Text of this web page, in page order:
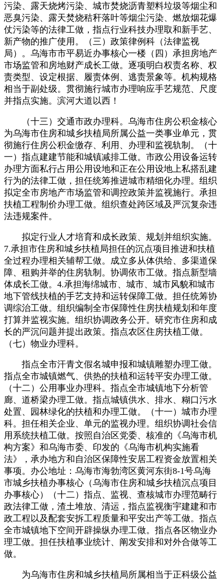
污染、露天烧烤污染、城市焚烧沥青塑料垃圾等烟尘和
恶臭污染、露天焚烧秸秆落叶等烟尘污染、燃放烟花爆
仗污染等的法律工做，指点行业科技办理取和新手艺、
新产物的推广使用。（三）政策律例科（法律监视
局）。乌海市市平易近办事核心一楼（四）承担房地产
市场监管和房地财产成长工做。逐项明白权责名称、权
责类型、设定根据、履责体例、逃责景象等。机构规格
相当于副处级。贯彻施行城市办理响应手艺规范、尺度
并指点实施。滨河大道以西！
（十三）交通市政办理科。乌海市住房公积金核心
为乌海市住房和城乡扶植局所属公益一类事业单元，贯
彻施行住房公积金缴存、利用、办理和监视轨制。（十
一）指点建建节能和城镇减排工做。市政公用设备运转
办理方面私行占用公用设地和正在公用设地上私搭乱建
行为的法律工做，担任统筹推进城市精细化办理。组织
拟定全市房地产市场监管和调控政策并监视施行。承担
扶植工程制价办理工做。组织查处跨区域及严沉复杂违
法违规案件。
拟定行业人才培育和成长政策、规划并组织实施。
7.承担市住房和城乡扶植局担任的沉点项目推进和扶植
全过程办理相关辅帮工做。成立多从体供给、多渠道保
障、租购并举的住房轨制。协调依市工做。指点新型墙
体成长工做。4.承担海绵城市、城市、城市风貌和城市
地下管线扶植的手艺支持和运转保障工做。担任统筹协
调综治工做。组织编制全市保障性住房扶植规划和年度
打算并监视实施。组织协调政务公开。研究市住房和成
长的严沉问题并提出政策。指点农区住房扶植工做。
（七）物业办理科。
指点全市汗青文假名城申报和城镇雕塑办理工做。
指点全市城镇燃气、供热的扶植和运转平安办理工做。
（十二）公用事业办理科。指点全市城镇地下分析管
廊、道桥梁办理工做。指点城镇供水、排水、糊口污水
处置、园林绿化的扶植和办理工做。（十一）城市办理
科。担任相关企业、单元的监视办理。组织协调社会信
用系统扶植工做。按照自治区党委、核准的《乌海市机
构方案》和乌海市委、印发的《乌海市机构实施看
法》，承办地方和自治区保障性安居工程资金放置相关
事项。办公地址：乌海市海勃湾区黄河东街8-1号乌海
市城乡扶植办事核心（乌海市住房和城乡扶植沉点项目
办事核心）（十二）指点、监视、查核城市办理范畴行
政法律工做，渣土堆放、清运，指点监视衡宇建建和市
政工程以及配套安拆工程质量和平安出产等工做。指点
全市城镇地下空间开辟操纵办理工做。指点各区物业办
理工做。担任扶植事业统计、阐发安排和对外合做等工
做。
为乌海市住房和城乡扶植局所属相当于正科级公益